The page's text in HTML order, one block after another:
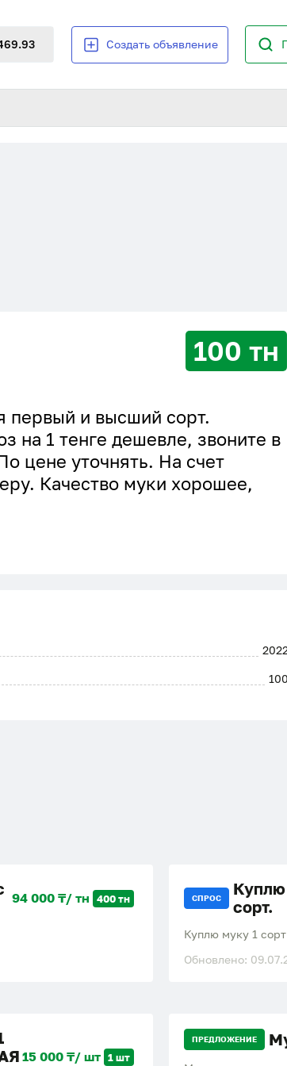
Создать объявление
100 тн
первый и высший сорт.
на 1 тенге дешевле, звоните в
цене уточнять. На счет
Качество муки хорошее,
100
94 000 ₸/ тн 400 тн СПРОС
Куплю
сорт.
Куплю муку 1
Обновлено:
15 000 ₸/ шт 1 шт
ПРЕДЛОЖЕНИЕ